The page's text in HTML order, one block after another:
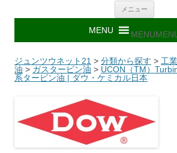
メニュー
ン
ツ
ス
キ
ッ
MENU
ジュンツウネット21 > 分類から探す > 工
油 > ガスタービン油 > UCON（TM）
系タービン油 | ダウ・ケミカル日本